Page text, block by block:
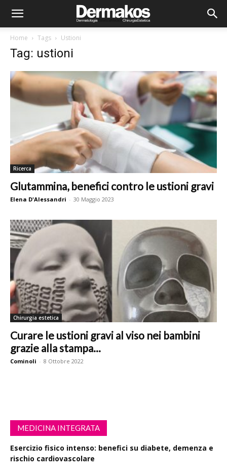
Home Tags Ustioni
Tag: ustioni
Ricerca
Glutammina, benefici contro le ustioni gravi
Elena D'Alessandri - 30 Maggio 2023
Chirurgia estetica
Curare le ustioni gravi al viso nei bambini
grazie alla stampa...
Cominoli - 8 Ottobre 2022
MEDICINA INTEGRATA
Esercizio fisico intenso: benefici su diabete, demenza e
rischio cardiovascolare